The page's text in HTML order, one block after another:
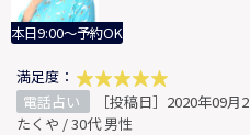
本日9:00～予約OK
満足度：
電話占い
［投稿日］2020年09月
たくや / 30代 男性